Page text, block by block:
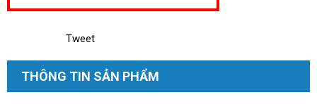
Tweet
THÔNG TIN SẢN PHẨM